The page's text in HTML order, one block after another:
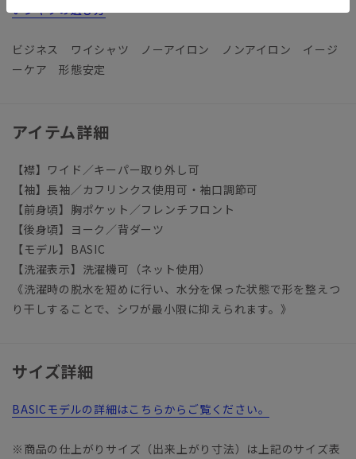
いシャツの選び方
ビジネス ワイシャツ ノーアイロン ノンアイロン イージ
ーケア 形態安定
アイテム詳細
【襟】ワイド／キーパー取り外し可
【袖】長袖／カフリンクス使用可・袖口調節可
【前身頃】胸ポケット／フレンチフロント
【後身頃】ヨーク／背ダーツ
【モデル】BASIC
【洗濯表示】洗濯機可（ネット使用）
《洗濯時の脱水を短めに行い、水分を保った状態で形を整えつ
り干しすることで、シワが最小限に抑えられます。》
サイズ詳細
BASICモデルの詳細はこちらからご覧ください。
※商品の仕上がりサイズ（出来上がり寸法）は上記のサイズ表